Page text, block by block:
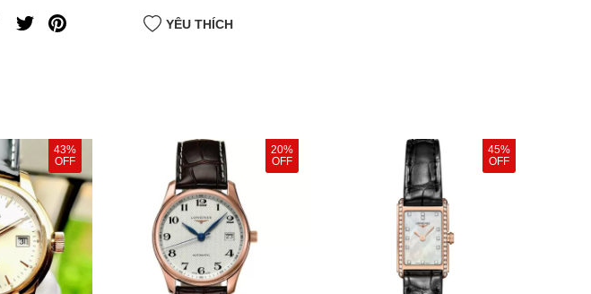
YÊU THÍCH
43%
OFF
20%
OFF
45%
OFF